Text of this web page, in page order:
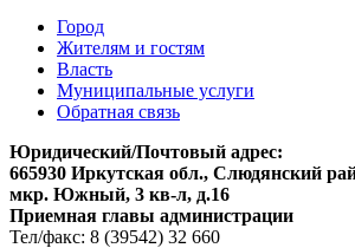
Город
Жителям и гостям
Власть
Муниципальные услуги
Обратная связь
Юридический/Почтовый адрес:
665930 Иркутская обл., Слюдянский
мкр. Южный, 3 кв-л, д.16
Приемная главы администрации
Тел/факс: 8 (39542) 32 660